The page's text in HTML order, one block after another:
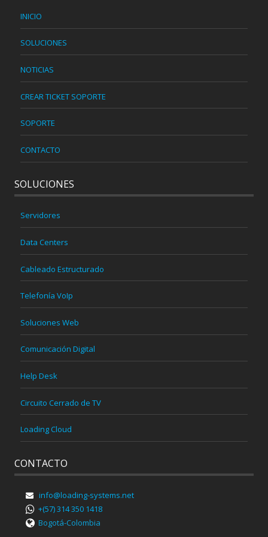
INICIO
SOLUCIONES
NOTICIAS
CREAR TICKET SOPORTE
SOPORTE
CONTACTO
SOLUCIONES
Servidores
Data Centers
Cableado Estructurado
Telefonía VoIp
Soluciones Web
Comunicación Digital
Help Desk
Circuito Cerrado de TV
Loading Cloud
CONTACTO
info@loading-systems.net
+(57) 314 350 1418
Bogotá-Colombia